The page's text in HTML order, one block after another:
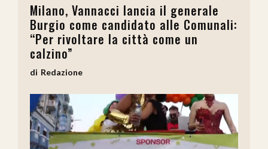
Milano, Vannacci lancia il generale
Burgio come candidato alle Comunali:
“Per rivoltare la città come un
calzino”
Redazione